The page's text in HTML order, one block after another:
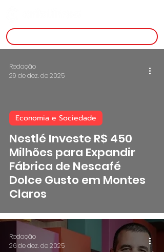
Nestlé Investe R$ 450
Milhões para Expandir
Fábrica de Nescafé
Dolce Gusto em Montes
Claros
Economia e Sociedade
Redação
29 de dez. de 2025
Redação
26 de dez. de 2025